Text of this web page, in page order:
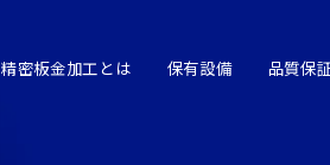
精密板金加工とは 保有設備 品質保